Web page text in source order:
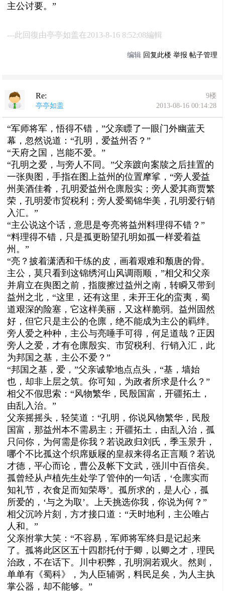
主公讨要。”
---此回復由亭亭如盖在2013-8-16 8:52:08編輯
编辑 回复此楼 举报 帖子管理
Re:
9楼
亭亭如盖
2013-08-16 00:14:28
“军师将军，悟得不错，”父亲瞟了一眼门外幽蓝天
幕，忽然说道：“孔明，爱益州否？”
“天府之国，岂能不爱。”
“孔明之爱，与旁人不同。”父亲踱向案牍之后挂置的
一张舆图，手指在图上益州的位置摩挲，“旁人爱益
州美酒佳肴，孔明爱益州仓廪殷实；旁人爱其商贾繁
荣，孔明爱市贸税利；旁人爱蜀锦华美，孔明爱行销
入汇。”
“主公说这个话，意思是夸亮将益州料理得不错？”
“料理得不错，只是孤更盼望孔明如孤一样爱着益
州。”
“亮？披着潇洒和干练的皮，画着艰难和颓唐的骨。
主公，莫只看到这锦绣河山风调雨顺，”相父和父亲
并肩立在舆图之前，指腹擦过益州之南，转瞬又带到
益州之北，“这里，还有这里，未开王化的蛮夷，蜀
道艰深的险塞，它这样美丽，又这样脆弱。益州固然
好，但它只是主公的仓廪，绝不能成为主公的羁绊。
旁人爱之种种，主公与亮唾手可得，何足道哉？正因
旁人之爱，才有仓廪殷实、市贸税利、行销入汇，此
为邦国之基，主公不爱？”
“邦国之基，爱，”父亲诚挚地点点头，“基，墙始
也，却非上层之筑。你可知，为政者所求是什么？”
相父不假思索：“风物繁华，民殷国富，开疆拓土，
由乱入治。”
父亲摇摇头，轻笑道：“孔明，你说风物繁华，民殷
国富，那益州本不需易主；开疆拓土，由乱入治，孤
只问你，为何需是你我？若说政归刘氏，季玉景升，
哪个不比孤这个织席贩屦的皇叔来得名正言顺？若说
才德，平心而论，曹公及帐下文武，强川中百倍矣。
孤曾经从卢植先生处学了管仲的一句话，‘仓廪实而
知礼节，衣食足而知荣辱’。孤所求的，是人心，孤
所爱的，‘与之为取’。上天挑选你我，你说为何？”
相父沉吟片刻，方才接口道：“天时地利，主公唯占
人和。”
父亲拊掌大笑：“不容易，军师将军终归是记起来
了。孤将此区区五十四郡托付于卿，以卿之才，理民
治政，不在话下。川中积弊，孔明洞若观火。然则，
单单有《蜀科》，为人臣辅弼，料民足矣，为人主执
掌公器，却不能够。”